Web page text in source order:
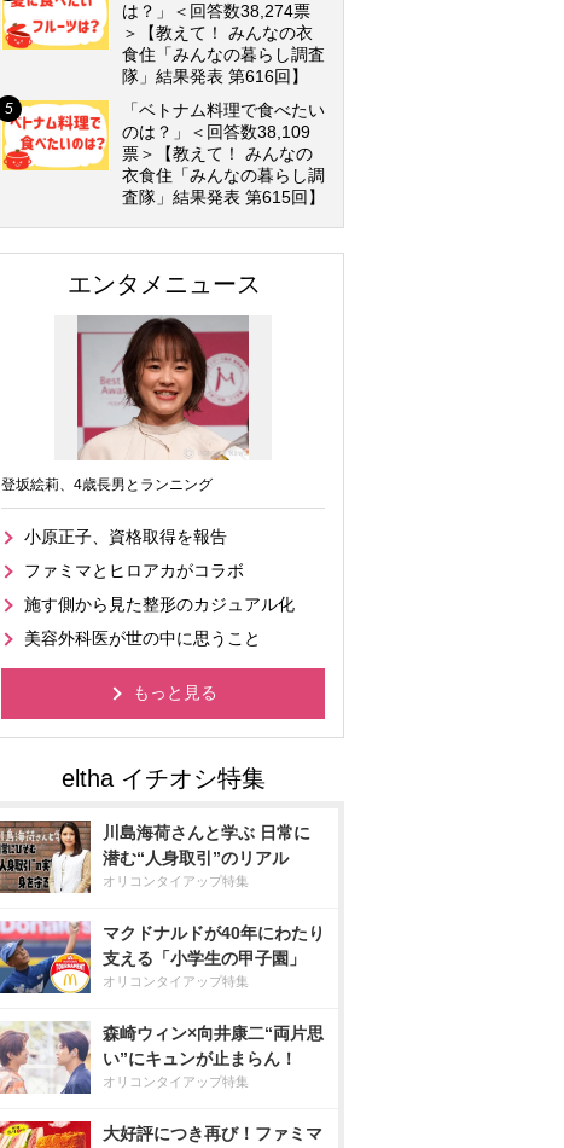
は？」＜回答数38,274票
＞【教えて！ みんなの衣
食住「みんなの暮らし調査
隊」結果発表 第616回】
「ベトナム料理で食べたい
のは？」＜回答数38,109
票＞【教えて！ みんなの
衣食住「みんなの暮らし調
査隊」結果発表 第615回】
エンタメニュース
登坂絵莉、4歳長男とランニング
小原正子、資格取得を報告
ファミマとヒロアカがコラボ
施す側から見た整形のカジュアル化
美容外科医が世の中に思うこと
もっと見る
川島海荷さんと学ぶ 日常に
潜む“人身取引”のリアル
オリコンタイアップ特集
マクドナルドが40年にわたり
支える「小学生の甲子園」
オリコンタイアップ特集
森崎ウィン×向井康二“両片思
い”にキュンが止まらん！
オリコンタイアップ特集
大好評につき再び！ファミマ